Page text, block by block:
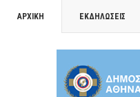
ΑΡΧΙΚΉ ΕΚΔΗΛΏΣΕΙΣ